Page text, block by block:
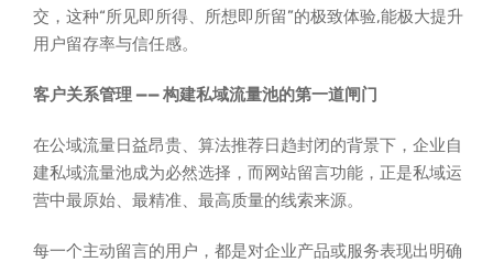
交，这种“所见即所得、所想即所留”的极致体验,能极大提升
用户留存率与信任感。
客户关系管理 —— 构建私域流量池的第一道闸门
在公域流量日益昂贵、算法推荐日趋封闭的背景下，企业自
建私域流量池成为必然选择，而网站留言功能，正是私域运
营中最原始、最精准、最高质量的线索来源。
每一个主动留言的用户，都是对企业产品或服务表现出明确